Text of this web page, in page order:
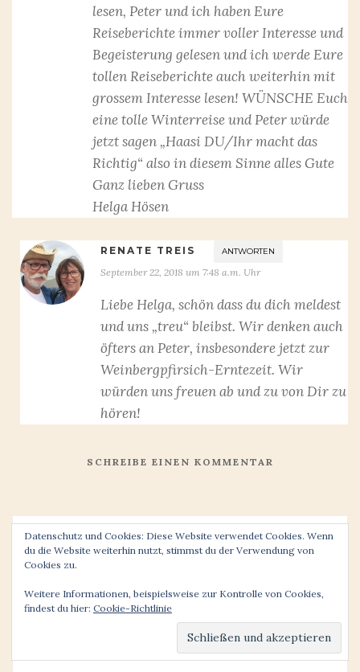
lesen, Peter und ich haben Eure
Reiseberichte immer voller Interesse und
Begeisterung gelesen und ich werde Eure
tollen Reiseberichte auch weiterhin mit
grossem Interesse lesen! WÜNSCHE Euch
eine tolle Winterreise und Peter würde
jetzt sagen „Haasi DU/Ihr macht das
Richtig“ also in diesem Sinne alles Gute
Ganz lieben Gruss
Helga Hösen
RENATE TREIS ANTWORTEN
September 22, 2018 um 7:48 a.m. Uhr
Liebe Helga, schön dass du dich meldest
und uns „treu“ bleibst. Wir denken auch
öfters an Peter, insbesondere jetzt zur
Weinbergpfirsich-Erntezeit. Wir
würden uns freuen ab und zu von Dir zu
hören!
SCHREIBE EINEN KOMMENTAR
Datenschutz und Cookies: Diese Website verwendet Cookies. Wenn
du die Website weiterhin nutzt, stimmst du der Verwendung von
Cookies zu.
Weitere Informationen, beispielsweise zur Kontrolle von Cookies,
findest du hier: Cookie-Richtlinie